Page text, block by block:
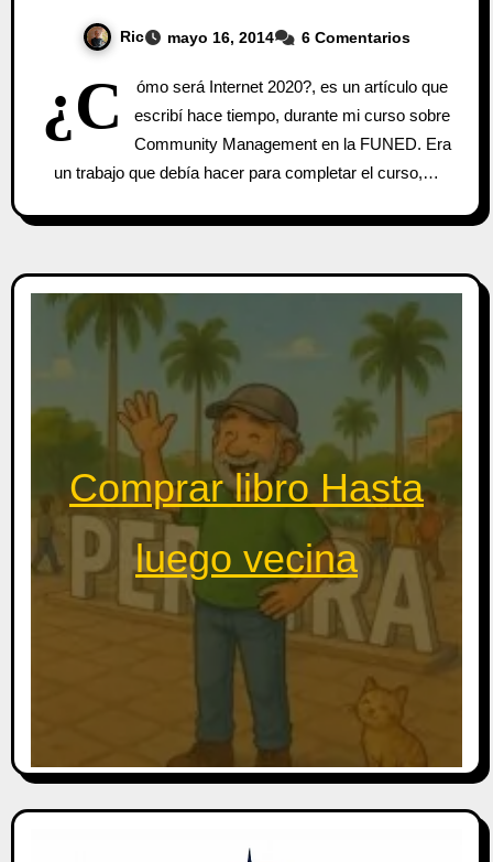
Ric mayo 16, 2014 6 Comentarios
¿C
ómo será Internet 2020?, es un artículo que
escribí hace tiempo, durante mi curso sobre
Community Management en la FUNED. Era
un trabajo que debía hacer para completar el curso,…
Comprar libro Hasta
luego vecina